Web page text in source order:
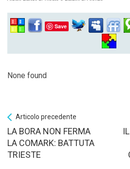
Save
None found
Articolo precedente
LA BORA NON FERMA
LA COMARK: BATTUTA
TRIESTE